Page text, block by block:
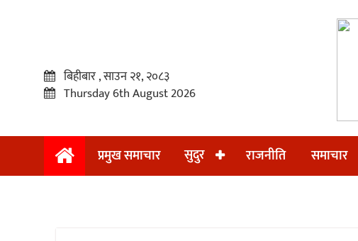
प्रमुख
बिहीबार , साउन २१, २०८३
Thursday 6th August 2026
प्रमुख समाचार सुदुर राजनीति समाचार